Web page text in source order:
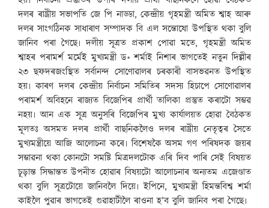
দলৰ ৰাষ্ট্ৰীয় সভাপতি জে পি নাড্ডা, কেন্দ্ৰীয় গৃহমন্ত্ৰী অমিত শ্বাহ আৰু
দলৰ সাংগঠিনক সাধাৰাণ সম্পাদক বি এল সন্তোষো উপস্থিত থকা বুলি
জানিব পৰা গৈছে৷ দলীয় সূত্ৰত প্ৰকাশ পোৱা মতে, গৃহমন্ত্ৰী অমিত
শ্বাহৰ পৰামৰ্শ মৰ্মেই মুখ্যমন্ত্ৰী ড॰ শৰ্মাই নিশাৰ ভাগতেই নতুন দিল্লীৰ
২৩ ছফদৰজংস্থিত সৰ্বানন্দ সোণোৱালৰ চৰকাৰী বাসভৱনত উপস্থিত
হয়৷ কাৰণ দলৰ কেন্দ্ৰীয় নিৰ্বাচন সমিতিৰ সদস্য হিচাপে সোণোৱালৰ
পৰামৰ্শ অবিহনে ৰাজ্যত বিজেপিৰ প্ৰাৰ্থী তালিকা প্ৰস্তুত কৰাটো সম্ভৱ
নহয়৷ আন এক সূত্ৰ অনুসৰি বিজেপিৰ মুখ্য কাৰ্যালয়ত হোৱা বৈঠকত
মূলতঃ অসমত দলৰ প্ৰাৰ্থী বাছনিকলৈও দলৰ ৰাষ্ট্ৰীয় নেতৃত্বৰ সৈতে
মুখ্যমন্ত্ৰীয়ে আজি আলোচনা কৰে৷ বিশেষকৈ অসম গণ পৰিষদক জয়ৰ
সম্ভাৱনা থকা কোনটো সমষ্টি মিত্ৰদলটোক এৰি দিব পাৰি সেই বিষয়ত
চূড়ান্ত সিদ্ধান্তত উপনীত হোৱাৰ বিষয়টো আলোচনাৰ অন্যতম এজেণ্ডাত
থকা বুলি সূত্ৰটোয়ে জানিবলৈ দিয়ে৷ ইপিনে, মুখ্যমন্ত্ৰী হিমন্তবিশ্ব শৰ্মা
কাইলৈ পুৱাৰ ভাগতেই গুৱাহাটীলৈ ৰাওনা হ’ব বুলি জানিব পৰা গৈছে৷